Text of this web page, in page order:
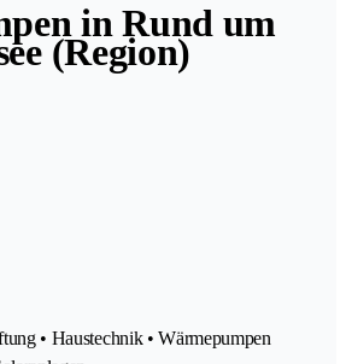
in Rund um
(Region)
• Haustechnik • Wärmepumpen